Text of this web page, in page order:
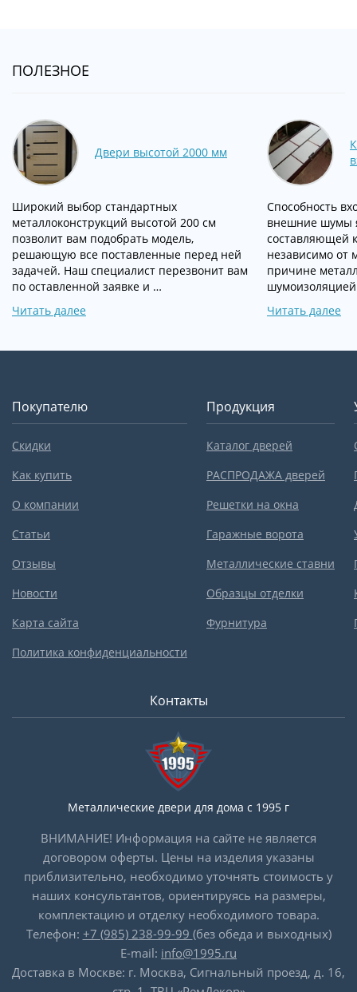
ПОЛЕЗНОЕ
Двери высотой 2000 мм
Широкий выбор стандартных
металлоконструкций высотой 200 см
позволит вам подобрать модель,
решающую все поставленные перед ней
задачей. Наш специалист перезвонит вам
по оставленной заявке и …
Читать далее
Способность
внешние шумы
составляющей
независимо от
причине
Читать далее
Покупателю
Скидки
Как купить
О компании
Статьи
Отзывы
Новости
Карта сайта
Политика конфиденциальности
Продукция
Каталог дверей
РАСПРОДАЖА дверей
Решетки на окна
Гаражные ворота
Металлические ставни
Образцы отделки
Фурнитура
Контакты
Металлические двери для дома с 1995 г
ВНИМАНИЕ! Информация на сайте не является
договором оферты. Цены на изделия указаны
приблизительно, необходимо уточнять стоимость у
наших консультантов, ориентируясь на размеры,
комплектацию и отделку необходимого товара.
Телефон: +7 (985) 238-99-99 (без обеда и выходных)
E-mail: info@1995.ru
Доставка в Москве: г. Москва, Сигнальный проезд, д. 16,